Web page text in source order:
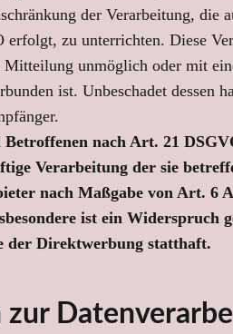
der Verarbeitung, die
zu unterrichten. Diese
Mitteilung unmöglich oder mit
ist. Unbeschadet dessen
nach Art. 21
Verarbeitung der sie
nach Maßgabe von Art. 6
ist ein Widerspruch
der Direktwerbung statthaft.
zur